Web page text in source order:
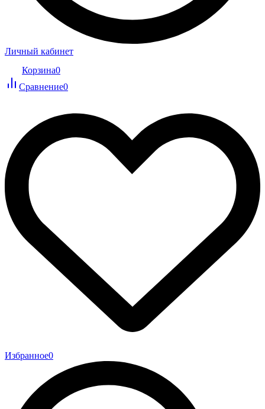
Личный кабинет
Корзина0
Сравнение0
Избранное0